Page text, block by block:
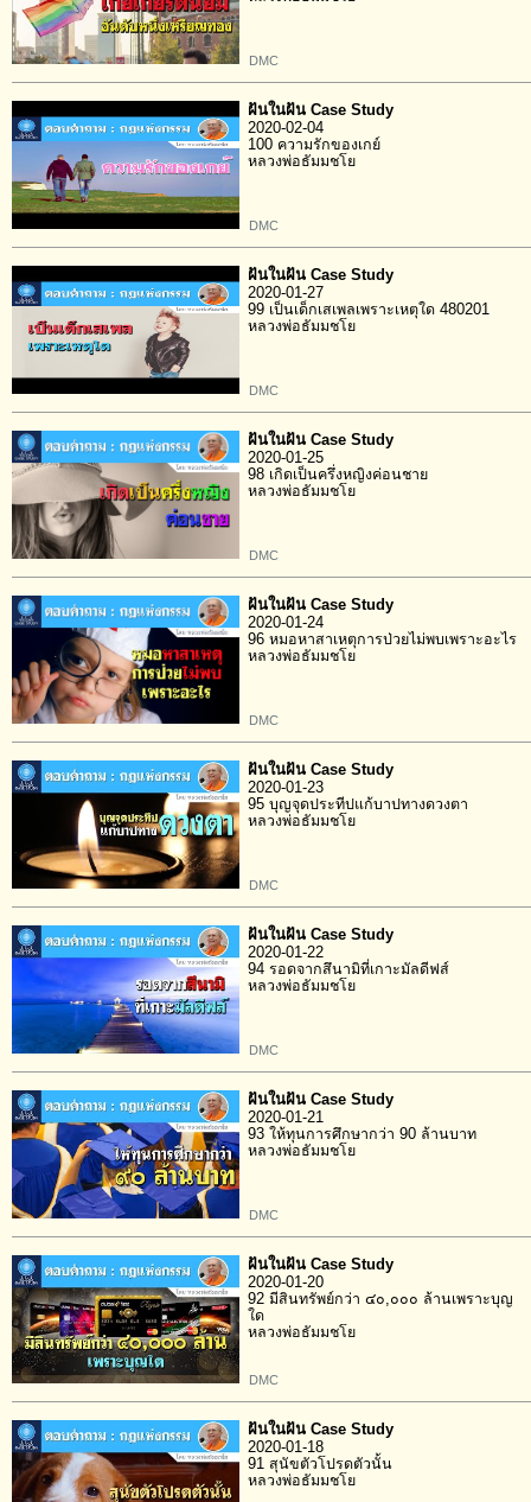
DMC
ฝันในฝัน Case Study
2020-02-04
100 ความรักของเกย์
หลวงพ่อธัมมชโย
DMC
ฝันในฝัน Case Study
2020-01-27
99 เป็นเด็กเสเพลเพราะเหตุใด 480201
หลวงพ่อธัมมชโย
DMC
ฝันในฝัน Case Study
2020-01-25
98 เกิดเป็นครึ่งหญิงค่อนชาย
หลวงพ่อธัมมชโย
DMC
ฝันในฝัน Case Study
2020-01-24
96 หมอหาสาเหตุการป่วยไม่พบเพราะอะไร
หลวงพ่อธัมมชโย
DMC
ฝันในฝัน Case Study
2020-01-23
95 บุญจุดประทีปแก้บาปทางดวงตา
หลวงพ่อธัมมชโย
DMC
ฝันในฝัน Case Study
2020-01-22
94 รอดจากสึนามิที่เกาะมัลดีฟส์
หลวงพ่อธัมมชโย
DMC
ฝันในฝัน Case Study
2020-01-21
93 ให้ทุนการศึกษากว่า 90 ล้านบาท
หลวงพ่อธัมมชโย
DMC
ฝันในฝัน Case Study
2020-01-20
92 มีสินทรัพย์กว่า ๔๐,๐๐๐ ล้านเพราะบุญ
ใด
หลวงพ่อธัมมชโย
DMC
ฝันในฝัน Case Study
2020-01-18
91 สุนัขตัวโปรดตัวนั้น
หลวงพ่อธัมมชโย